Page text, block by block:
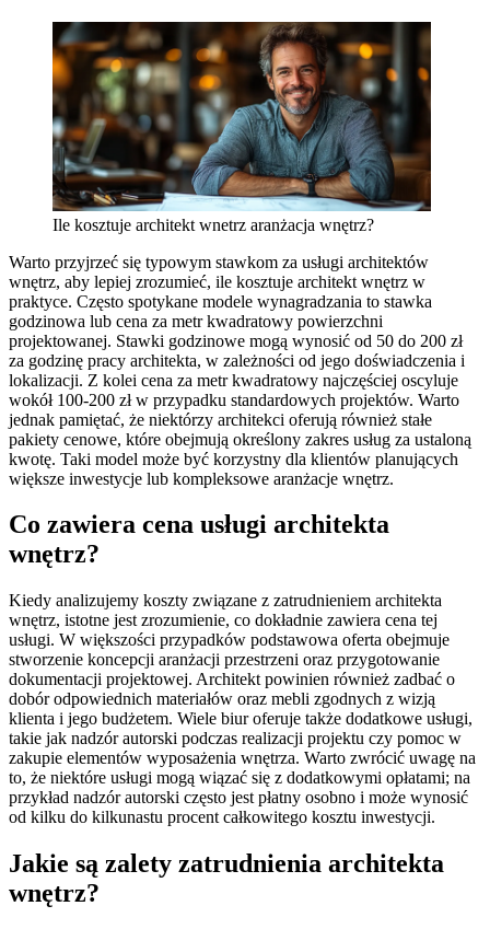
Ile kosztuje architekt wnetrz aranżacja wnętrz?
Warto przyjrzeć się typowym stawkom za usługi architektów
wnętrz, aby lepiej zrozumieć, ile kosztuje architekt wnętrz w
praktyce. Często spotykane modele wynagradzania to stawka
godzinowa lub cena za metr kwadratowy powierzchni
projektowanej. Stawki godzinowe mogą wynosić od 50 do 200 zł
za godzinę pracy architekta, w zależności od jego doświadczenia i
lokalizacji. Z kolei cena za metr kwadratowy najczęściej oscyluje
wokół 100-200 zł w przypadku standardowych projektów. Warto
jednak pamiętać, że niektórzy architekci oferują również stałe
pakiety cenowe, które obejmują określony zakres usług za ustaloną
kwotę. Taki model może być korzystny dla klientów planujących
większe inwestycje lub kompleksowe aranżacje wnętrz.
Co zawiera cena usługi architekta
wnętrz?
Kiedy analizujemy koszty związane z zatrudnieniem architekta
wnętrz, istotne jest zrozumienie, co dokładnie zawiera cena tej
usługi. W większości przypadków podstawowa oferta obejmuje
stworzenie koncepcji aranżacji przestrzeni oraz przygotowanie
dokumentacji projektowej. Architekt powinien również zadbać o
dobór odpowiednich materiałów oraz mebli zgodnych z wizją
klienta i jego budżetem. Wiele biur oferuje także dodatkowe usługi,
takie jak nadzór autorski podczas realizacji projektu czy pomoc w
zakupie elementów wyposażenia wnętrza. Warto zwrócić uwagę na
to, że niektóre usługi mogą wiązać się z dodatkowymi opłatami; na
przykład nadzór autorski często jest płatny osobno i może wynosić
od kilku do kilkunastu procent całkowitego kosztu inwestycji.
Jakie są zalety zatrudnienia architekta
wnętrz?